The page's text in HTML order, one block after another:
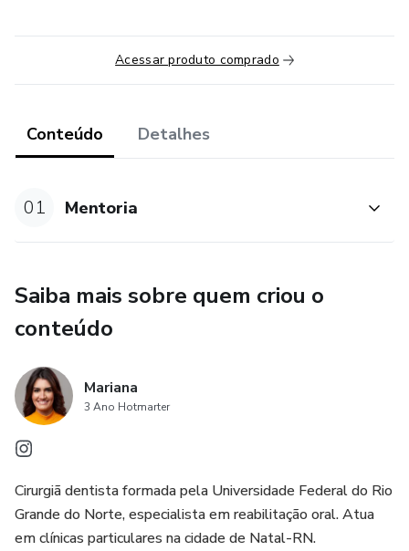
- O papel do Código de Defesa do Consumidor na
relação Profissional x paciente
- Como produzir os documentos necessários para proteção
jurídica: prontuário, contrato, TCLE, orçamento, etc,
BÔNUS: orientações para não ter problemas com a
vigilância sanitária + todos os documentos odontolegais
Acessar produto comprado
Conteúdo Detalhes
01 Mentoria
Saiba mais sobre quem criou o
conteúdo
Mariana
3 Ano Hotmarter
Cirurgiã dentista formada pela Universidade Federal do Rio
Grande do Norte, especialista em reabilitação oral. Atua
em clínicas particulares na cidade de Natal-RN.